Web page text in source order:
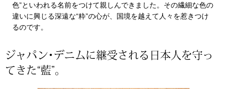
【特集】
【特集】
色”といわれる名前をつけて親しんできました。その繊細な色の
違いに興じる深遠な“粋”の心が、国境を越えて人々を惹きつけ
るのです。
ジャパン･デニムに継受される日本人を守っ
てきた“藍”。